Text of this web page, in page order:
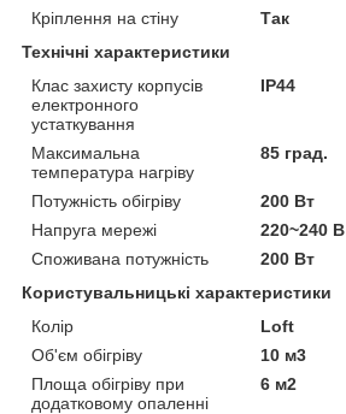
Кріплення на стіну
Так
Технічні характеристики
Клас захисту корпусів
електронного
устаткування
IP44
Максимальна
температура нагріву
85 град.
Потужність обігріву
200 Вт
Напруга мережі
220~240 В
Споживана потужність
200 Вт
Користувальницькі характеристики
Колір
Loft
Об'єм обігріву
10 м3
Площа обігріву при
додатковому опаленні
6 м2